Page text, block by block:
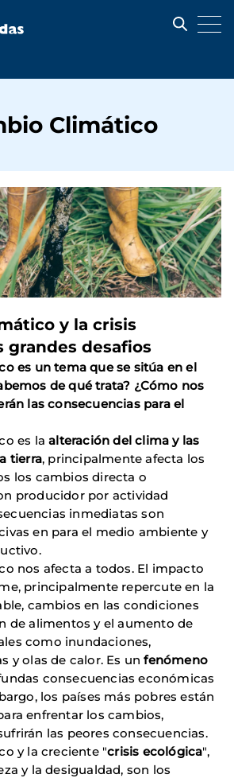
Climático
y la crisis
grandes desafios
es un tema que se sitúa en el
de qué trata? ¿Cómo nos
las consecuencias para el
es laalteración del clima y las
tierra, principalmente afecta los
los cambios directa o
producidor por actividad
inmediatas son
en para el medio ambiente y
nos afecta a todos. El impacto
principalmente repercute en la
cambios en las condiciones
de alimentos y el aumento de
como inundaciones,
y olas de calor. Es unfenómeno
consecuencias económicas
los países más pobres están
enfrentar los cambios,
las peores consecuencias.
y la creciente "crisis ecológica",
y la desigualdad, son los